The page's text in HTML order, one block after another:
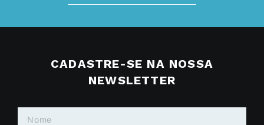
CADASTRE-SE NA NOSSA
NEWSLETTER